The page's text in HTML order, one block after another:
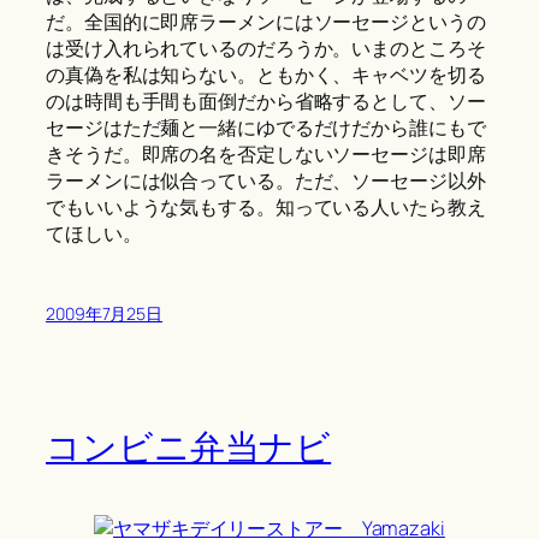
だ。全国的に即席ラーメンにはソーセージというの
は受け入れられているのだろうか。いまのところそ
の真偽を私は知らない。ともかく、キャベツを切る
のは時間も手間も面倒だから省略するとして、ソー
セージはただ麺と一緒にゆでるだけだから誰にもで
きそうだ。即席の名を否定しないソーセージは即席
ラーメンには似合っている。ただ、ソーセージ以外
でもいいような気もする。知っている人いたら教え
てほしい。
2009年7月25日
コンビニ弁当ナビ